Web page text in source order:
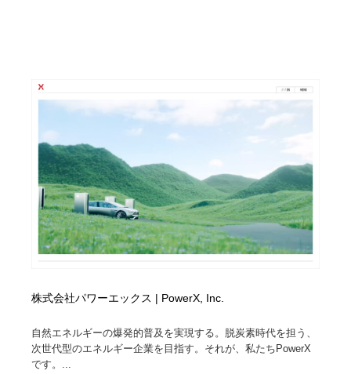
株式会社パワーエックス | PowerX, Inc.
自然エネルギーの爆発的普及を実現する。脱炭素時代を担う、
次世代型のエネルギー企業を目指す。それが、私たちPowerX
です。...